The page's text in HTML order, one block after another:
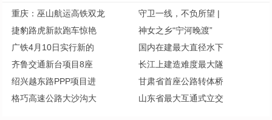
重庆：巫山航运高铁双龙
守卫一线，不负所望 |
捷豹路虎新款跑车惊艳
神女之乡“宁河晚渡”
广铁4月10日实行新的
国内在建最大直径水下
齐鲁交通新台项目8座
长江上建造难度最大隧
绍兴越东路PPP项目进
甘肃省首座公路转体桥
格巧高速公路大沙沟大
山东省最大互通式立交